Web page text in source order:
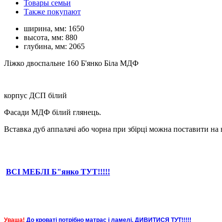
Товары семьи
Также покупают
ширина, мм: 1650
высота, мм: 880
глубина, мм: 2065
Ліжко двоспальне 160 Б'янко Біла МДФ
корпус ДСП білий
Фасади МДФ білий глянець.
Вставка дуб аппалачі або чорна при збірці можна поставити на
ВСІ МЕБЛІ Б"янко ТУТ!!!!!
Уваша! До кроваті потрібно матрас і ламелі. ДИВИТИСЯ ТУТ!!!!!